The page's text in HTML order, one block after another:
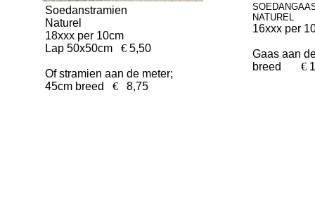
Soedanstramien
Naturel
18xxx per 10cm
Lap 50x50cm €5,50
Of stramien aan de meter;
45cm breed €8,75
NATUREL
16xxx per
Gaas aan
breed €